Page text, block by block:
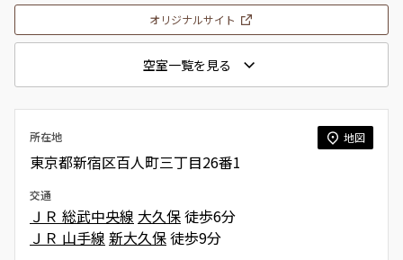
オリジナルサイト
空室一覧を見る
所在地 地図
東京都新宿区百人町三丁目26番1
交通
ＪＲ 総武中央線 大久保徒歩6分
ＪＲ 山手線 新大久保徒歩9分